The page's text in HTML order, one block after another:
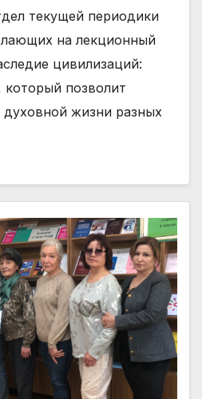
текущей периодики
на лекционный
цивилизаций:
который позволит
духовной жизни разных